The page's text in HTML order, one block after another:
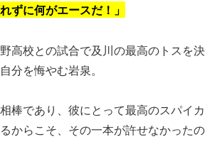
ずに何がエースだ！」
高校との試合で及川の最高のトスを決
分を悔やむ岩泉。
棒であり、彼にとって最高のスパイカ
からこそ、その一本が許せなかったの